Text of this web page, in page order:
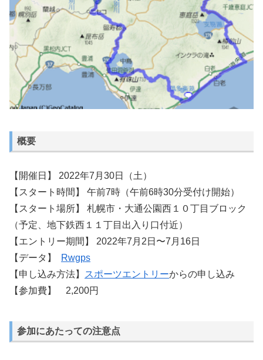
概要
【開催日】 2022年7月30日（土）
【スタート時間】 午前7時（午前6時30分受付け開始）
【スタート場所】 札幌市・大通公園西１０丁目ブロック
（予定、地下鉄西１１丁目出入り口付近）
【エントリー期間】 2022年7月2日〜7月16日
【データ】
Rwgps
【申し込み方法】
スポーツエントリーからの申し込み
【参加費】 2,200円
参加にあたっての注意点